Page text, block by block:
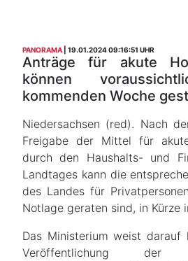
PANORAMA 19.01.2024 09:16:51 UHR
Anträge für akute
können
kommenden Woche
Niedersachsen (red). Nach
Freigabe der Mittel für
durch den Haushalts- und
Landtages kann die
des Landes für
Notlage geraten sind, in Kürze
Das Ministerium weist darauf
Veröffentlichung